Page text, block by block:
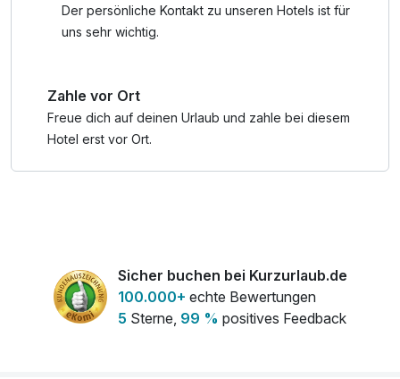
einem Ausflug zu den zahlreichen Sehenswürdigkeiten
rund um den Bodensee.
Coffee to go, kostenfreie Nutzung öffentl. Nahverkehr,
Badetasche mit Bademantel und -tücher
Der persönliche Kontakt zu unseren Hotels ist für
uns sehr wichtig.
Zahle vor Ort
Freue dich auf deinen Urlaub und zahle bei diesem
Hotel erst vor Ort.
Sicher buchen bei Kurzurlaub.de
100.000+ echte Bewertungen
5 Sterne, 99 % positives Feedback